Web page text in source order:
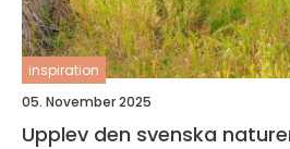
inspiration
05. November 2025
Upplev den svenska